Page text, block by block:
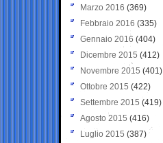
Marzo 2016 (369)
Febbraio 2016 (335)
Gennaio 2016 (404)
Dicembre 2015 (412)
Novembre 2015 (401)
Ottobre 2015 (422)
Settembre 2015 (419)
Agosto 2015 (416)
Luglio 2015 (387)